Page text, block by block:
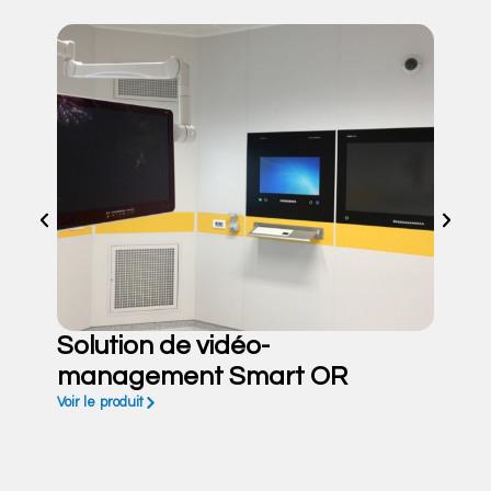
Solution de vidéo-
management Smart OR
Voir le produit